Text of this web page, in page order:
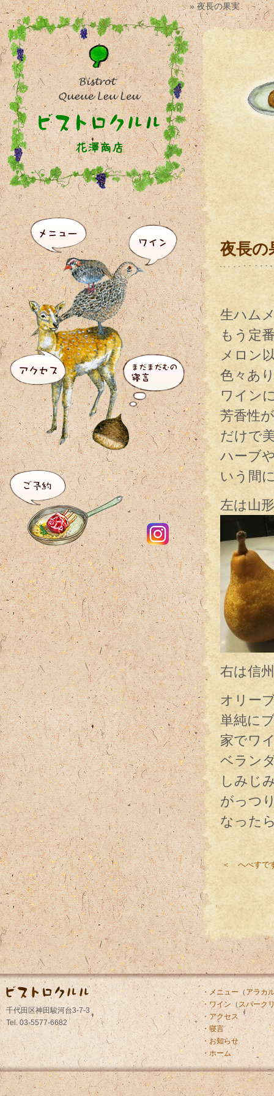
» 夜長の果実
夜長の
生ハム
もう定
メロン
色々あ
ワイン
芳香性
だけで
ハーブ
いう間
左は山
右は信
オリー
単純に
家でワ
ベラン
しみじ
がっつ
なった
＜ へべすで
千代田区神田駿河台3-7-3
Tel. 03-5577-6682
・メニュー（ アラカ
・ワイン （スパーク
・アクセス
・寝言
・お知らせ
・ホーム